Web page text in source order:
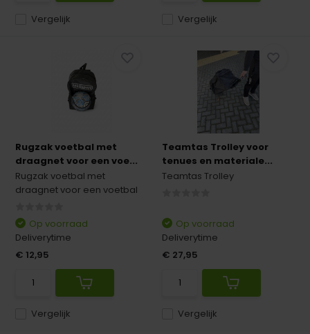
Vergelijk Vergelijk
Rugzak voetbal met
draagnet voor een voe...
Rugzak voetbal met
draagnet voor een voetbal
Vergelijk
Op voorraad
Deliverytime
€ 12,95
Teamtas Trolley voor
tenues en materiale...
Teamtas Trolley
Vergelijk
Op voorraad
Deliverytime
€ 27,95